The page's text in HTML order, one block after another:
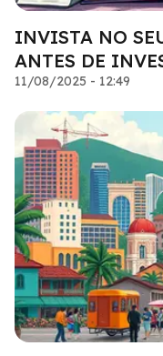
INVISTA NO
ANTES DE
11/08/2025 - 12:49